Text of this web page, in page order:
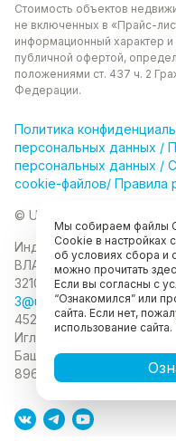
Стоимость объектов
не включенных в «Прайс-
информационный характер и
публичной офертой,
положениями ст. 437 ч. 2
Федерации.
Политика
персональных данных /
персональных данных /
cookie-файлов/ Правила
© Unikor 2026
Индивидуальный
ВЛАДИМИРОВНАИНН
321028000134889
3@unikor.company
452410, Республика
Иглино, ул. Вербная, д. 9
Башкортостан, город
89625477020
Мы собираем файлы
Cookie в настройках
об условиях сбора и
можно прочитать
Если вы согласны с
“Ознакомился” или
сайта. Если нет,
использование сайта.